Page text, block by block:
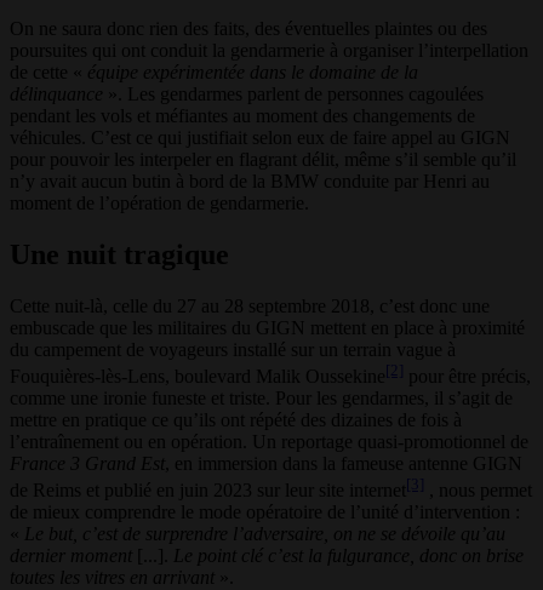
On ne saura donc rien des faits, des éventuelles plaintes ou des
poursuites qui ont conduit la gendarmerie à organiser l’interpellation
de cette « équipe expérimentée dans le domaine de la
délinquance
». Les gendarmes parlent de personnes cagoulées
pendant les vols et méfiantes au moment des changements de
véhicules. C’est ce qui justifiait selon eux de faire appel au GIGN
pour pouvoir les interpeler en flagrant délit, même s’il semble qu’il
n’y avait aucun butin à bord de la BMW conduite par Henri au
moment de l’opération de gendarmerie.
Une nuit tragique
Cette nuit-là, celle du 27 au 28 septembre 2018, c’est donc une
embuscade que les militaires du GIGN mettent en place à proximité
du campement de voyageurs installé sur un terrain vague à
Fouquières-lès-Lens, boulevard Malik Oussekine[2]
pour être précis,
comme une ironie funeste et triste. Pour les gendarmes, il s’agit de
mettre en pratique ce qu’ils ont répété des dizaines de fois à
l’entraînement ou en opération. Un reportage quasi-promotionnel de
France 3 Grand Est , en immersion dans la fameuse antenne GIGN
de Reims et publié en juin 2023 sur leur site internet[3]
, nous permet
de mieux comprendre le mode opératoire de l’unité d’intervention :
«
Le but, c’est de surprendre l’adversaire, on ne se dévoile qu’au
dernier moment
Le point clé c’est la fulgurance, donc on brise
toutes les vitres en arrivant
».